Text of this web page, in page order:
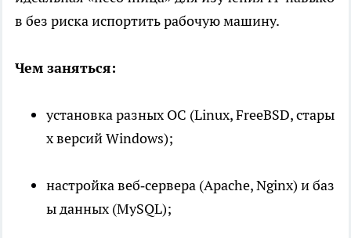
в без риска испортить рабочую машину.
Чем заняться:
установка разных ОС (Linux, FreeBSD, стары
х версий Windows);
настройка веб‑сервера (Apache, Nginx) и баз
ы данных (MySQL);